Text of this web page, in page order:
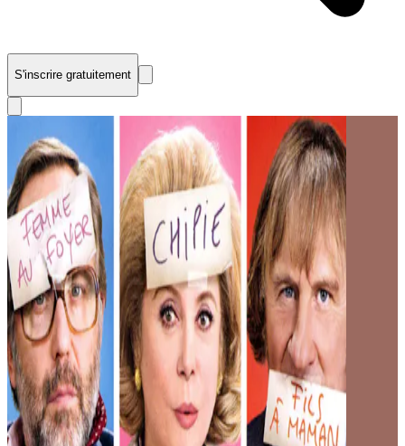
S'inscrire gratuitement